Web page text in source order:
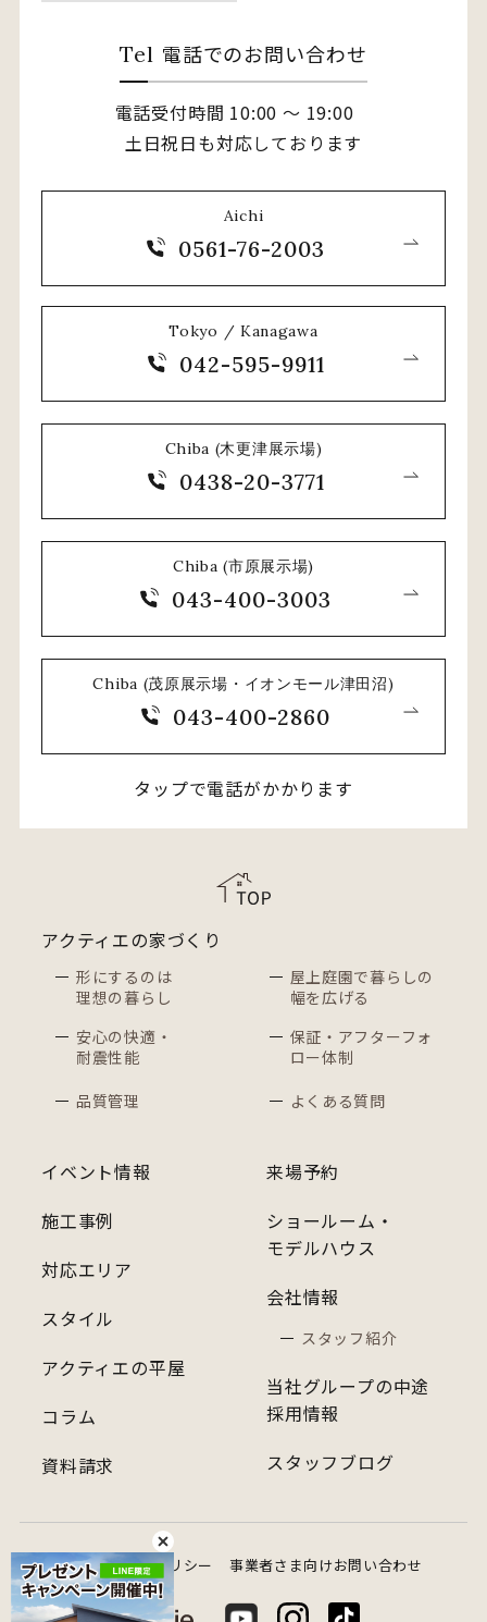
Tel 電話でのお問い合わせ
電話受付時間 10:00 〜 19:00
土日祝日も対応しております
Aichi
0561-76-2003
Tokyo / Kanagawa
042-595-9911
Chiba (木更津展示場)
0438-20-3771
Chiba (市原展示場)
043-400-3003
Chiba (茂原展示場・イオンモール津田沼)
043-400-2860
タップで電話がかかります
来場予約
ショールーム・
モデルハウス
会社情報
スタッフ紹介
当社グループの中途
採用情報
スタッフブログ
アクティエの家づくり
形にするのは
理想の暮らし
屋上庭園で暮らしの
幅を広げる
安心の快適・
耐震性能
保証・アフターフォ
ロー体制
品質管理
よくある質問
イベント情報
施工事例
対応エリア
スタイル
アクティエの平屋
コラム
資料請求
プライバシーポリシー 事業者さま向けお問い合わせ